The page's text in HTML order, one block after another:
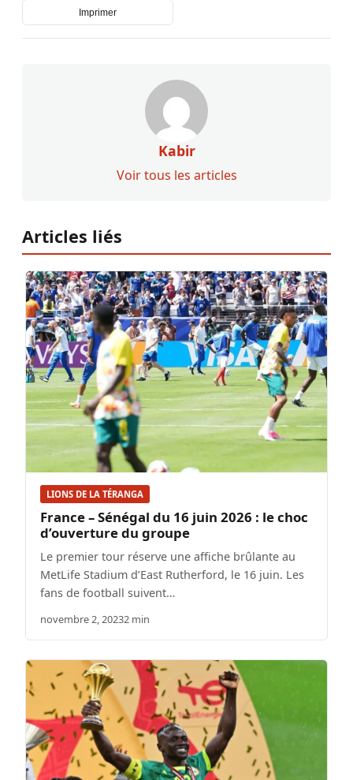
Imprimer
Kabir
Voir tous les articles
Articles liés
LIONS DE LA TÉRANGA
France – Sénégal du 16 juin 2026 : le choc
d’ouverture du groupe
Le premier tour réserve une affiche brûlante au
MetLife Stadium d’East Rutherford, le 16 juin. Les
fans de football suivent…
novembre 2, 20232 min